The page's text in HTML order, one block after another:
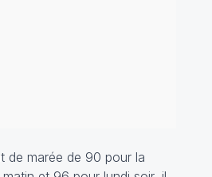
de marée de 90 pour la